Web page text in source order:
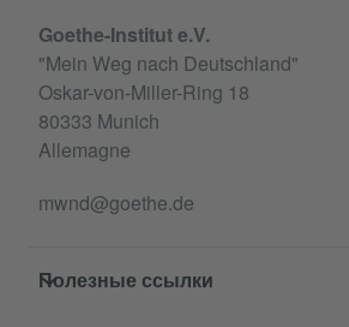
Goethe-Institut e.V.
"Mein Weg nach Deutschland"
Oskar-von-Miller-Ring 18
80333 Munich
Allemagne
mwnd@goethe.de
Полезные ссылки